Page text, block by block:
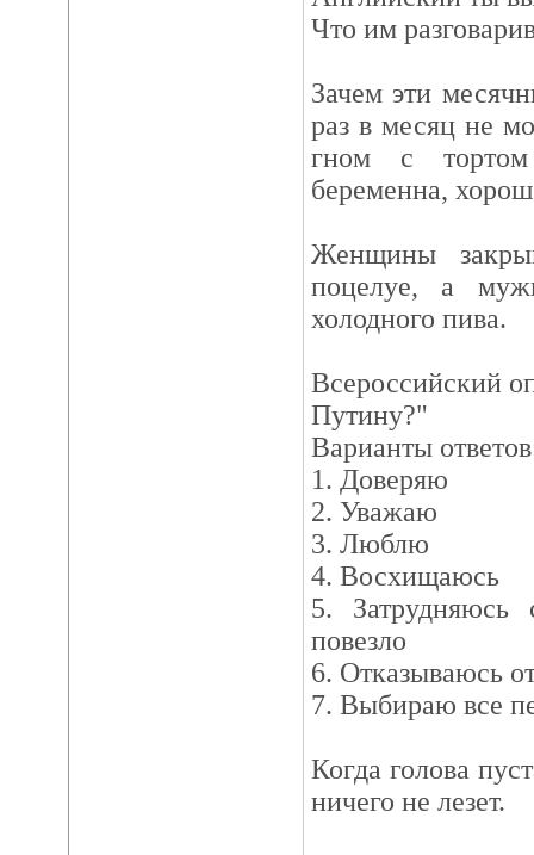
Что им
Зачем эти
раз в месяц не
гном с
беременна,
Женщины
поцелуе, а
холодного пива.
Всероссийский
Путину?"
Варианты
1. Доверяю
2. Уважаю
3. Люблю
4. Восхищаюсь
5.
повезло
6. Отказываюсь
7. Выбираю все
Когда голова
ничего не лезет.